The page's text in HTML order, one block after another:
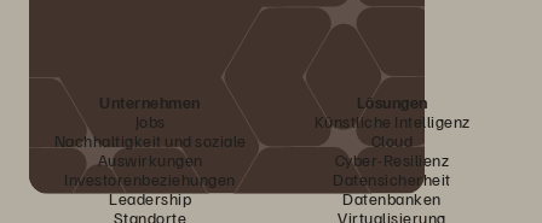
Unternehmen
Jobs
Nachhaltigkeit und soziale
Auswirkungen
Investorenbeziehungen
Leadership
Standorte
Lösungen
Künstliche Intelligenz
Cloud
Cyber-Resilienz
Datensicherheit
Datenbanken
Virtualisierung